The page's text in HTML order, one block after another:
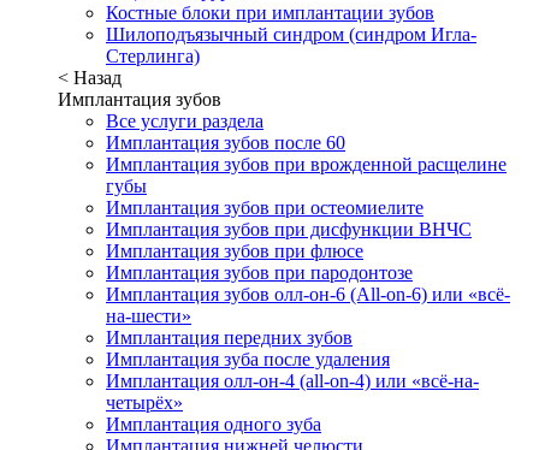
Костные блоки при имплантации зубов
Шилоподъязычный синдром (синдром Игла-
Стерлинга)
< Назад
Имплантация зубов
Все услуги раздела
Имплантация зубов после 60
Имплантация зубов при врожденной расщелине
губы
Имплантация зубов при остеомиелите
Имплантация зубов при дисфункции ВНЧС
Имплантация зубов при флюсе
Имплантация зубов при пародонтозе
Имплантация зубов олл-он-6 (All-on-6) или «всё-
на-шести»
Имплантация передних зубов
Имплантация зуба после удаления
Имплантация олл-он-4 (all-on-4) или «всё-на-
четырёх»
Имплантация одного зуба
Имплантация нижней челюсти